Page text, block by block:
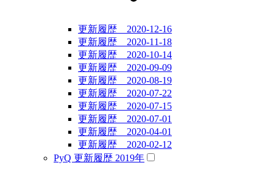
更新履歴 2020-12-16
更新履歴 2020-11-18
更新履歴 2020-10-14
更新履歴 2020-09-09
更新履歴 2020-08-19
更新履歴 2020-07-22
更新履歴 2020-07-15
更新履歴 2020-07-01
更新履歴 2020-04-01
更新履歴 2020-02-12
PyQ 更新履歴 2019年